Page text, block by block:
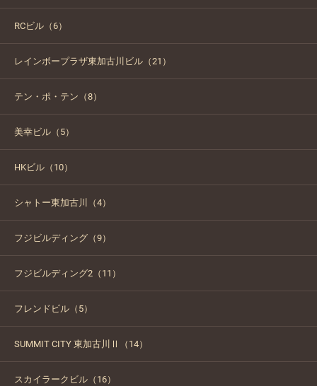
RCビル（6）
レインボープラザ東加古川ビル（21）
テン・ポ・テン（8）
美幸ビル（5）
HKビル（10）
シャトー東加古川（4）
フジビルディング（9）
フジビルディング2（11）
フレンドビル（5）
SUMMIT CITY 東加古川Ⅱ（14）
スカイラークビル（16）